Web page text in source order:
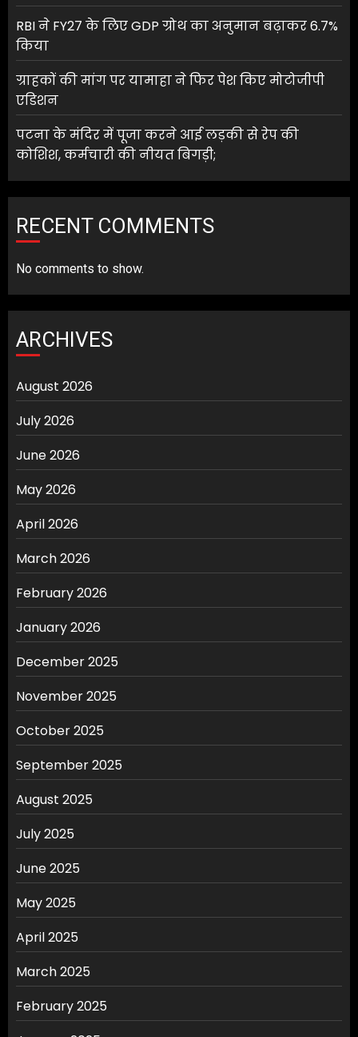
RBI ने FY27 के लिए GDP ग्रोथ का अनुमान बढ़ाकर 6.7%
किया
ग्राहकों की मांग पर यामाहा ने फिर पेश किए मोटोजीपी
एडिशन
पटना के मंदिर में पूजा करने आई लड़की से रेप की
कोशिश, कर्मचारी की नीयत बिगड़ी;
RECENT COMMENTS
No comments to show.
ARCHIVES
August 2026
July 2026
June 2026
May 2026
April 2026
March 2026
February 2026
January 2026
December 2025
November 2025
October 2025
September 2025
August 2025
July 2025
June 2025
May 2025
April 2025
March 2025
February 2025